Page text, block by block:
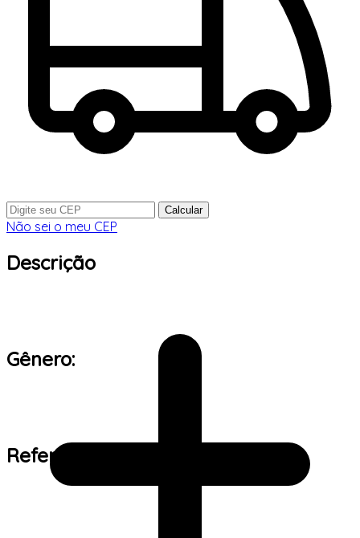
Calcular
Não sei o meu CEP
Descrição
Gênero:
Referência de tamanho: